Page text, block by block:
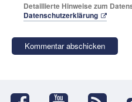
Detaillierte Hinweise zum
Datenschutzerklärung